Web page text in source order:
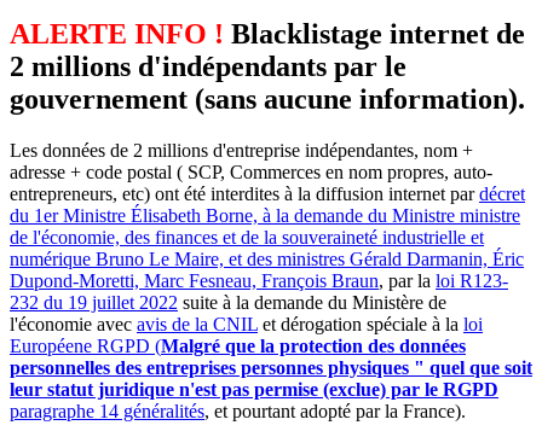
ALERTE INFO ! Blacklistage internet de
2 millions d'indépendants par le
gouvernement (sans aucune information).
Les données de 2 millions d'entreprise indépendantes, nom +
adresse + code postal ( SCP, Commerces en nom propres, auto-
entrepreneurs, etc) ont été interdites à la diffusion internet pardécret
du 1er Ministre Élisabeth Borne, à la demande du Ministre ministre
de l'économie, des finances et de la souveraineté industrielle et
numérique Bruno Le Maire, et des ministres Gérald Darmanin, Éric
Dupond-Moretti, Marc Fesneau, François Braun, par la loi R123-
232 du 19 juillet 2022 suite à la demande du Ministère de
l'économie avec avis de la CNIL et dérogation spéciale à la loi
Européene RGPD (Malgré que la protection des données
personnelles des entreprises personnes physiques " quel que soit
leur statut juridique n'est pas permise (exclue) par le RGPD
paragraphe 14 généralités, et pourtant adopté par la France).